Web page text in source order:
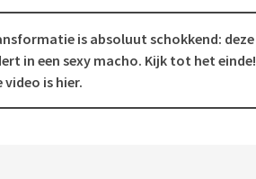
is absoluut schokkend: deze
in een sexy macho. Kijk tot het einde!
video is hier.